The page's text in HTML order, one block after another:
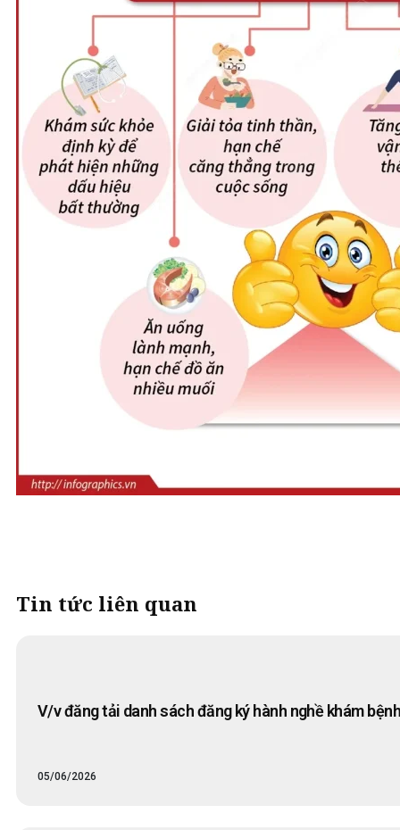
Tin tức liên quan
V/v đăng tải danh sách đăng ký hành nghề khám
05/06/2026